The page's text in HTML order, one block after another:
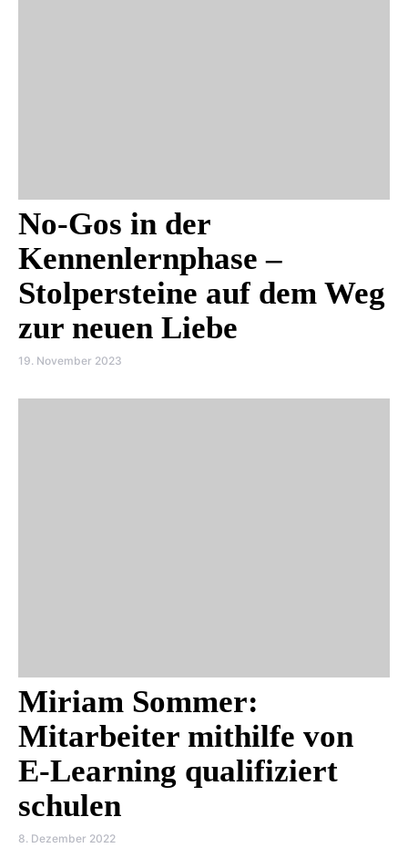
No-Gos in der
Kennenlernphase –
Stolpersteine auf dem Weg
zur neuen Liebe
19. November 2023
Miriam Sommer:
Mitarbeiter mithilfe von
E-Learning qualifiziert
schulen
8. Dezember 2022